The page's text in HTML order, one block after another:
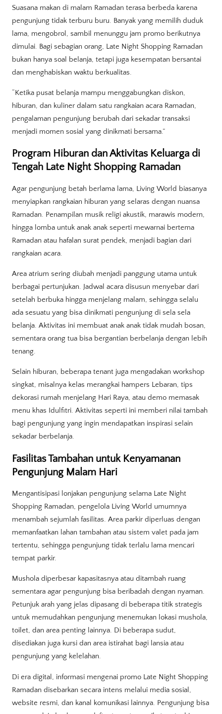
Suasana makan di malam Ramadan terasa berbeda karena
pengunjung tidak terburu buru. Banyak yang memilih duduk
lama, mengobrol, sambil menunggu jam promo berikutnya
dimulai. Bagi sebagian orang, Late Night Shopping Ramadan
bukan hanya soal belanja, tetapi juga kesempatan bersantai
dan menghabiskan waktu berkualitas.
“Ketika pusat belanja mampu menggabungkan diskon,
hiburan, dan kuliner dalam satu rangkaian acara Ramadan,
pengalaman pengunjung berubah dari sekadar transaksi
menjadi momen sosial yang dinikmati bersama.”
Program Hiburan dan Aktivitas Keluarga di
Tengah Late Night Shopping Ramadan
Agar pengunjung betah berlama lama, Living World biasanya
menyiapkan rangkaian hiburan yang selaras dengan nuansa
Ramadan. Penampilan musik religi akustik, marawis modern,
hingga lomba untuk anak anak seperti mewarnai bertema
Ramadan atau hafalan surat pendek, menjadi bagian dari
rangkaian acara.
Area atrium sering diubah menjadi panggung utama untuk
berbagai pertunjukan. Jadwal acara disusun menyebar dari
setelah berbuka hingga menjelang malam, sehingga selalu
ada sesuatu yang bisa dinikmati pengunjung di sela sela
belanja. Aktivitas ini membuat anak anak tidak mudah bosan,
sementara orang tua bisa bergantian berbelanja dengan lebih
tenang.
Selain hiburan, beberapa tenant juga mengadakan workshop
singkat, misalnya kelas merangkai hampers Lebaran, tips
dekorasi rumah menjelang Hari Raya, atau demo memasak
menu khas Idulfitri. Aktivitas seperti ini memberi nilai tambah
bagi pengunjung yang ingin mendapatkan inspirasi selain
sekadar berbelanja.
Fasilitas Tambahan untuk Kenyamanan
Pengunjung Malam Hari
Mengantisipasi lonjakan pengunjung selama Late Night
Shopping Ramadan, pengelola Living World umumnya
menambah sejumlah fasilitas. Area parkir diperluas dengan
memanfaatkan lahan tambahan atau sistem valet pada jam
tertentu, sehingga pengunjung tidak terlalu lama mencari
tempat parkir.
Mushola diperbesar kapasitasnya atau ditambah ruang
sementara agar pengunjung bisa beribadah dengan nyaman.
Petunjuk arah yang jelas dipasang di beberapa titik strategis
untuk memudahkan pengunjung menemukan lokasi mushola,
toilet, dan area penting lainnya. Di beberapa sudut,
disediakan juga kursi dan area istirahat bagi lansia atau
pengunjung yang kelelahan.
Di era digital, informasi mengenai promo Late Night Shopping
Ramadan disebarkan secara intens melalui media sosial,
website resmi, dan kanal komunikasi lainnya. Pengunjung bisa